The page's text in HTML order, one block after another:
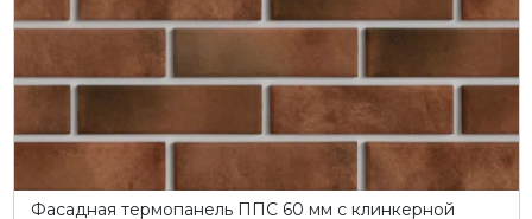
Фасадная термопанель ППC 60 мм с клинкерной